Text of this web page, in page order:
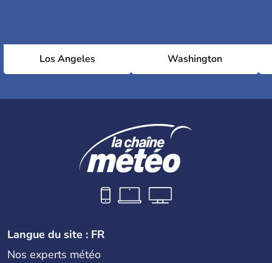
Los Angeles Washington
Langue du site : FR
Nos experts météo